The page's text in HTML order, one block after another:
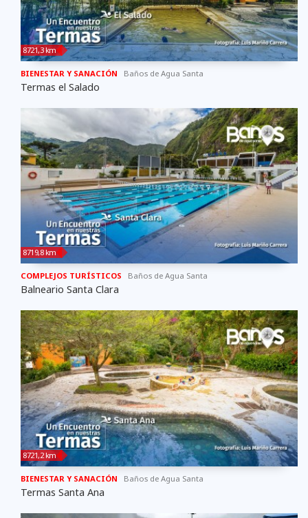
8721,3 km
BIENESTAR Y SANACIÓN Baños de Agua Santa
Termas el Salado
8719,8 km
COMPLEJOS TURÍSTICOS Baños de Agua Santa
Balneario Santa Clara
8721,2 km
BIENESTAR Y SANACIÓN Baños de Agua Santa
Termas Santa Ana